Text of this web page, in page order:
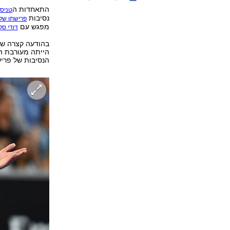
התאחדות הטניס
נסיבות פרישתו של
מפגש עם דודי
הנסיבות של